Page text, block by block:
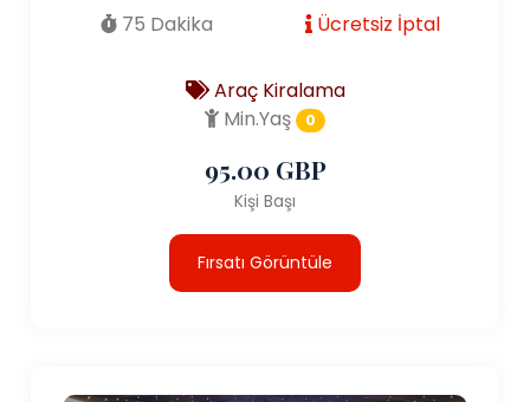
75 Dakika Ücretsiz İptal
Araç Kiralama
Min.Yaş
0
95.00 GBP
Kişi Başı
Fırsatı Görüntüle